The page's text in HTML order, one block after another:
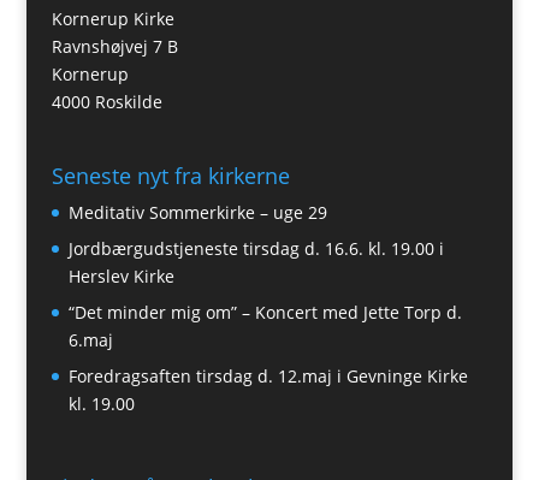
Kornerup Kirke
Ravnshøjvej 7 B
Kornerup
4000 Roskilde
Seneste nyt fra kirkerne
Meditativ Sommerkirke – uge 29
Jordbærgudstjeneste tirsdag d. 16.6. kl. 19.00 i
Herslev Kirke
“Det minder mig om” – Koncert med Jette Torp d.
6.maj
Foredragsaften tirsdag d. 12.maj i Gevninge Kirke
kl. 19.00